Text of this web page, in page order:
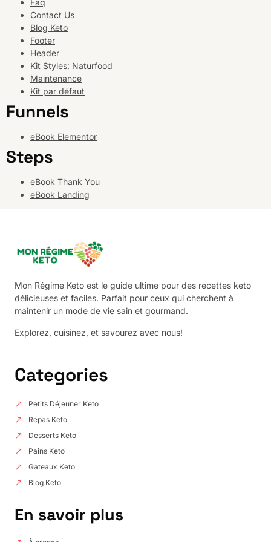
Faq
Contact Us
Blog Keto
Footer
Header
Kit Styles: Naturfood
Maintenance
Kit par défaut
Funnels
eBook Elementor
Steps
eBook Thank You
eBook Landing
Mon Régime Keto est le guide ultime pour des recettes keto
délicieuses et faciles. Parfait pour ceux qui cherchent à
maintenir un mode de vie sain et gourmand.
Explorez, cuisinez, et savourez avec nous!
Categories
Petits Déjeuner Keto
Repas Keto
Desserts Keto
Pains Keto
Gateaux Keto
Blog Keto
En savoir plus